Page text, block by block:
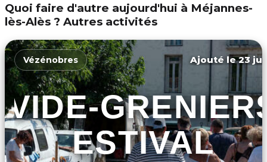
Quoi faire d'autre aujourd'hui à Méjannes-
lès-Alès ? Autres activités
Vézénobres Ajouté le 23
VIDE-
ESTIVAL